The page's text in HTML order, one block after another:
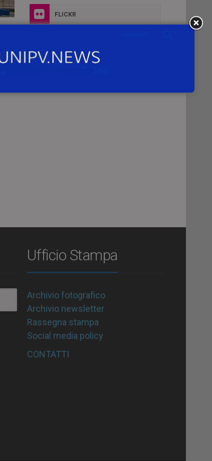
FLICKR
Ufficio Stampa
Archivio fotografico
Archivio newsletter
Rassegna stampa
Social media policy
CONTATTI